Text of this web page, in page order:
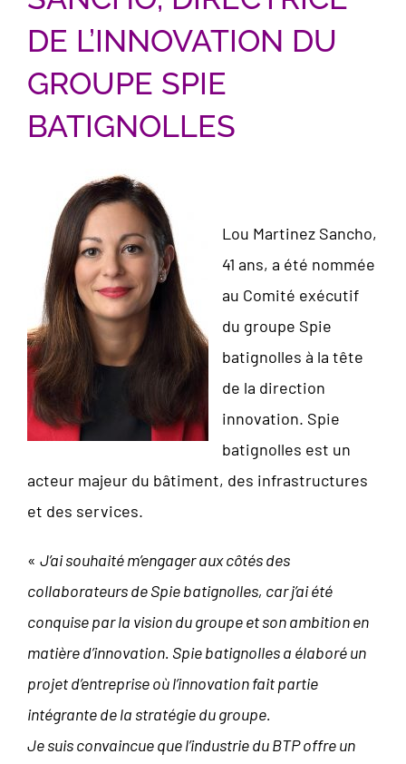
DE L’INNOVATION DU
GROUPE SPIE
BATIGNOLLES
Lou Martinez Sancho,
41 ans, a été nommée
au Comité exécutif
du groupe Spie
batignolles à la tête
de la direction
innovation. Spie
batignolles est un
acteur majeur du bâtiment, des infrastructures
et des services.
« J’ai souhaité m’engager aux côtés des
collaborateurs de Spie batignolles, car j’ai été
conquise par la vision du groupe et son ambition en
matière d’innovation. Spie batignolles a élaboré un
projet d’entreprise où l’innovation fait partie
intégrante de la stratégie du groupe.
Je suis convaincue que l’industrie du BTP offre un